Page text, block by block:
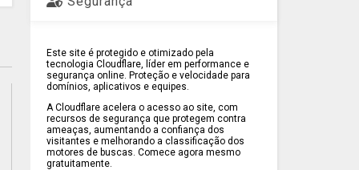
Este site é protegido e otimizado pela
tecnologia Cloudflare, líder em performance e
segurança online. Proteção e velocidade para
domínios, aplicativos e equipes.
A Cloudflare acelera o acesso ao site, com
recursos de segurança que protegem contra
ameaças, aumentando a confiança dos
visitantes e melhorando a classificação dos
motores de buscas. Comece agora mesmo
gratuitamente.